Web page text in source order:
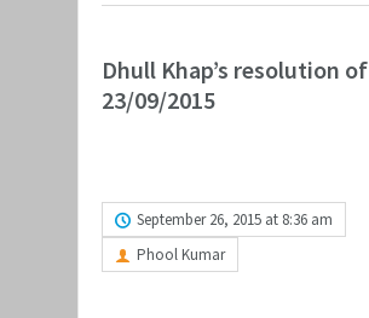
Dhull Khap’s resolution of
23/09/2015
September 26, 2015 at 8:36 am
Phool Kumar